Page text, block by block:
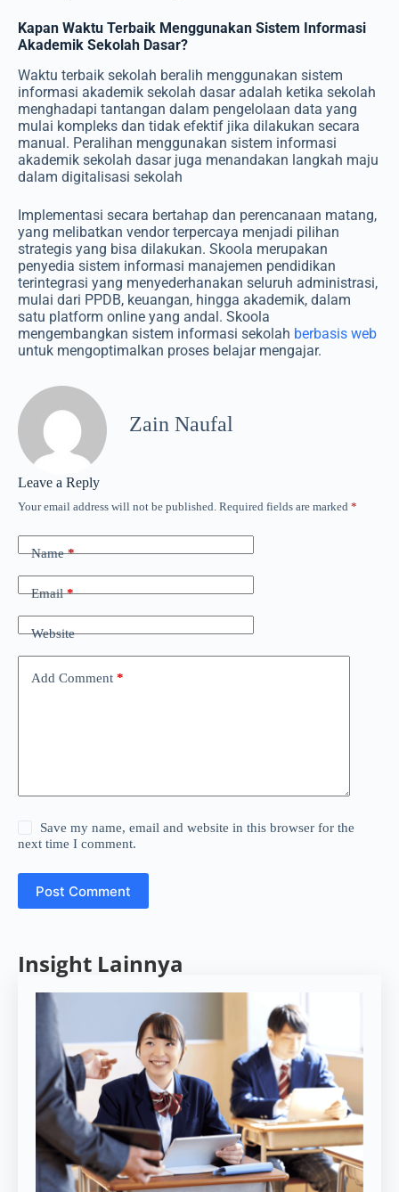
Kapan Waktu Terbaik Menggunakan Sistem Informasi
Akademik Sekolah Dasar?
Waktu terbaik sekolah beralih menggunakan sistem
informasi akademik sekolah dasar adalah ketika sekolah
menghadapi tantangan dalam pengelolaan data yang
mulai kompleks dan tidak efektif jika dilakukan secara
manual. Peralihan menggunakan sistem informasi
akademik sekolah dasar juga menandakan langkah maju
dalam digitalisasi sekolah
Implementasi secara bertahap dan perencanaan matang,
yang melibatkan vendor terpercaya menjadi pilihan
strategis yang bisa dilakukan. Skoola merupakan
penyedia sistem informasi manajemen pendidikan
terintegrasi yang menyederhanakan seluruh administrasi,
mulai dari PPDB, keuangan, hingga akademik, dalam
satu platform online yang andal. Skoola
mengembangkan sistem informasi sekolah berbasis web
untuk mengoptimalkan proses belajar mengajar.
Zain Naufal
Leave a Reply
Your email address will not be published. Required fields are marked *
Name*
Email*
Website
Add Comment *
Save my name, email and website in this browser for the
next time I comment.
Post Comment
Insight Lainnya